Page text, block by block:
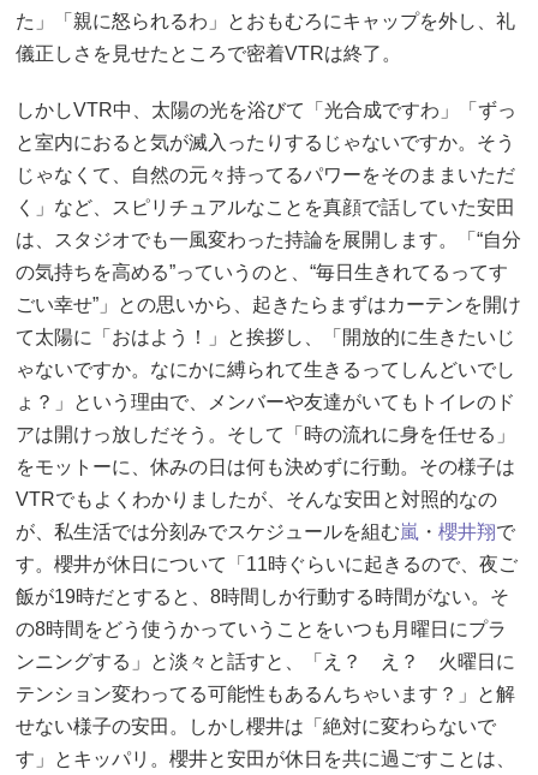
た」「親に怒られるわ」とおもむろにキャップを外し、礼
儀正しさを見せたところで密着VTRは終了。
しかしVTR中、太陽の光を浴びて「光合成ですわ」「ずっ
と室内におると気が滅入ったりするじゃないですか。そう
じゃなくて、自然の元々持ってるパワーをそのままいただ
く」など、スピリチュアルなことを真顔で話していた安田
は、スタジオでも一風変わった持論を展開します。「“自分
の気持ちを高める”っていうのと、“毎日生きれてるってす
ごい幸せ”」との思いから、起きたらまずはカーテンを開け
て太陽に「おはよう！」と挨拶し、「開放的に生きたいじ
ゃないですか。なにかに縛られて生きるってしんどいでし
ょ？」という理由で、メンバーや友達がいてもトイレのド
アは開けっ放しだそう。そして「時の流れに身を任せる」
をモットーに、休みの日は何も決めずに行動。その様子は
VTRでもよくわかりましたが、そんな安田と対照的なの
が、私生活では分刻みでスケジュールを組む嵐 ・ 櫻井翔で
す。櫻井が休日について「11時ぐらいに起きるので、夜ご
飯が19時だとすると、8時間しか行動する時間がない。そ
の8時間をどう使うかっていうことをいつも月曜日にプラ
ンニングする」と淡々と話すと、「え？ え？ 火曜日に
テンション変わってる可能性もあるんちゃいます？」と解
せない様子の安田。しかし櫻井は「絶対に変わらないで
す」とキッパリ。櫻井と安田が休日を共に過ごすことは、